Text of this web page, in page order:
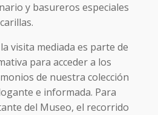
y basureros especiales
visita mediada es parte de
para acceder a los
de nuestra colección
e informada. Para
del Museo, el recorrido